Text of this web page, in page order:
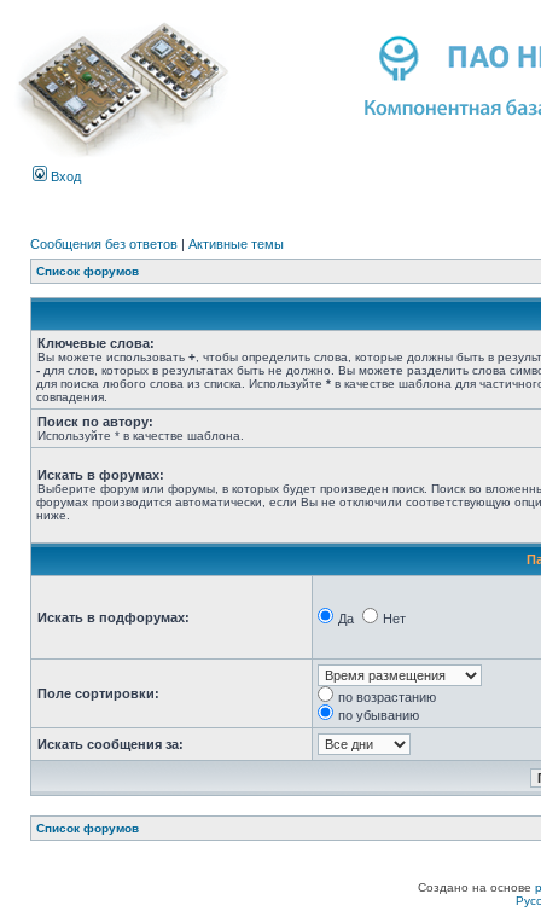
Вход
Сообщения без ответов | Активные темы
Список форумов
Ключевые слова:
Вы можете использовать + , чтобы определить слова, которые должны быть в
- для слов, которых в результатах быть не должно. Вы можете разделить слова
для поиска любого слова из списка. Используйте * в качестве шаблона для
совпадения.
Поиск по автору:
Используйте * в качестве шаблона.
Искать в форумах:
Выберите форум или форумы, в которых будет произведен поиск. Поиск во
форумах производится автоматически, если Вы не отключили соответствующую
ниже.
Искать в подфорумах: Да Нет
Поле сортировки:
по возрастанию
по убыванию
Искать сообщения за:
Список форумов
Создано на основе